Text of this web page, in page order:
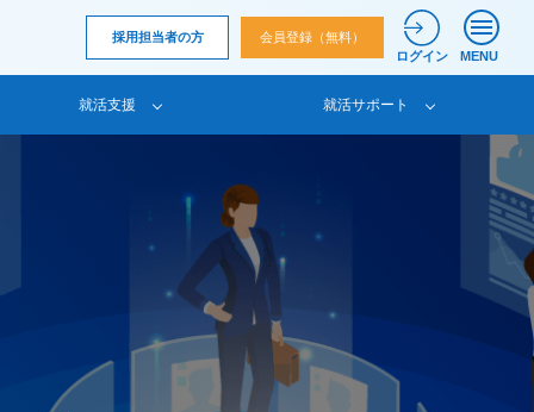
採用担当者の方
会員登録（無料）
ログイン
MENU
就活支援 就活サポート